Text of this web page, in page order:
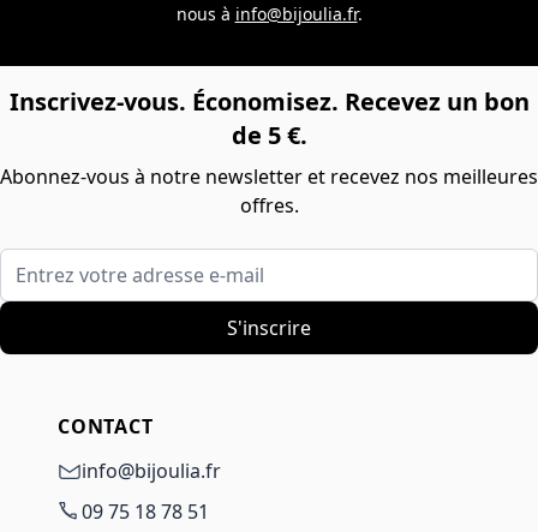
nous à info@bijoulia.fr.
Inscrivez-vous. Économisez. Recevez un bon
de 5 €.
Abonnez-vous à notre newsletter et recevez nos meilleures
offres.
Entrez votre adresse e-mail
S'inscrire
CONTACT
info@bijoulia.fr
09 75 18 78 51